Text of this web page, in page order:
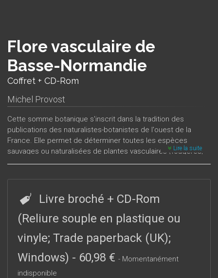
Flore vasculaire de
Basse-Normandie
Coffret + CD-Rom
Michel Provost
Cette somme botanique s'inscrit dans la tradition des
publications des naturalistes-botanistes de l'ouest de la
France. Elle permet de déterminer toutes les espèces
sauvages ou naturalisées de plantes vasculaires (fougères,
résineux et plantes à fleurs) présentes en Basse-Normandie
Lire la suite
Livre broché + CD-Rom
(Reliure souple en plastique ou
vinyle; Trade paperback (UK);
Windows) - 60,98 € - Momentanément
indisponible